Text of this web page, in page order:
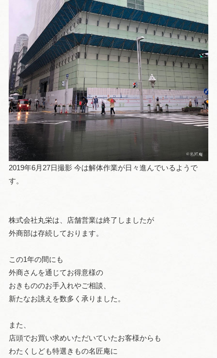
2019年6月27日撮影 今は解体作業が日々進んでいるようで
す。
株式会社丸栄は、店舗営業は終了しましたが
外商部は存続しております。
この1年の間にも
外商さんを通じてお得意様の
おきもののお手入れやご相談、
新たなお誂えを数多く承りました。
また、
店頭でお買い求めいただいていたお客様からも
わたくしども特選きもの名匠庵に